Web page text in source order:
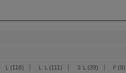
Ｌ(116) ＬＬ(111) ３Ｌ(39) Ｆ(9)